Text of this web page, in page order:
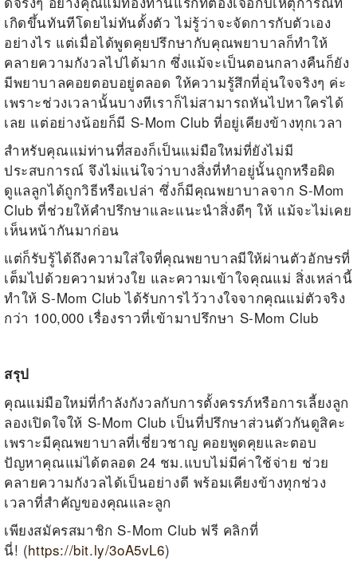
เกิดขึ้นทันทีโดยไม่ทันตั้งตัว ไม่รู้ว่าจะจัดการกับตัวเอง
อย่างไร แต่เมื่อได้พูดคุยปรึกษากับคุณพยาบาลก็ทำให้
คลายความกังวลไปได้มาก ซึ่งแม้จะเป็นตอนกลางคืนก็ยัง
มีพยาบาลคอยตอบอยู่ตลอด ให้ความรู้สึกที่อุ่นใจจริงๆ ค่ะ
เพราะช่วงเวลานั้นบางทีเราก็ไม่สามารถหันไปหาใครได้
เลย แต่อย่างน้อยก็มี S-Mom Clubที่อยู่เคียงข้างทุกเวลา
สำหรับคุณแม่ท่านที่สองก็เป็นแม่มือใหม่ที่ยังไม่มี
ประสบการณ์ จึงไม่แน่ใจว่าบางสิ่งที่ทำอยู่นั้นถูกหรือผิด
ดูแลลูกได้ถูกวิธีหรือเปล่า ซึ่งก็มีคุณพยาบาลจาก S-Mom
Club ที่ช่วยให้คำปรึกษาและแนะนำสิ่งดีๆ ให้ แม้จะไม่เคย
เห็นหน้ากันมาก่อน
แต่ก็รับรู้ได้ถึงความใส่ใจที่คุณพยาบาลมีให้ผ่านตัวอักษรที่
เต็มไปด้วยความห่วงใย และความเข้าใจคุณแม่ สิ่งเหล่านี้
ทำให้ S-Mom Club ได้รับการไว้วางใจจากคุณแม่ตัวจริง
กว่า 100,000 เรื่องราวที่เข้ามาปรึกษา S-Mom Club
สรุป
คุณแม่มือใหม่ที่กำลังกังวลกับการตั้งครรภ์หรือการเลี้ยงลูก
ลองเปิดใจให้ S-Mom Club เป็นที่ปรึกษาส่วนตัวกันดูสิคะ
เพราะมีคุณพยาบาลที่เชี่ยวชาญ คอยพูดคุยและตอบ
ปัญหาคุณแม่ได้ตลอด 24 ชม.แบบไม่มีค่าใช้จ่าย ช่วย
คลายความกังวลได้เป็นอย่างดี พร้อมเคียงข้างทุกช่วง
เวลาที่สำคัญของคุณและลูก
เพียงสมัครสมาชิก S-Mom Club ฟรี คลิกที่
นี่! (https://bit.ly/3oA5vL6)